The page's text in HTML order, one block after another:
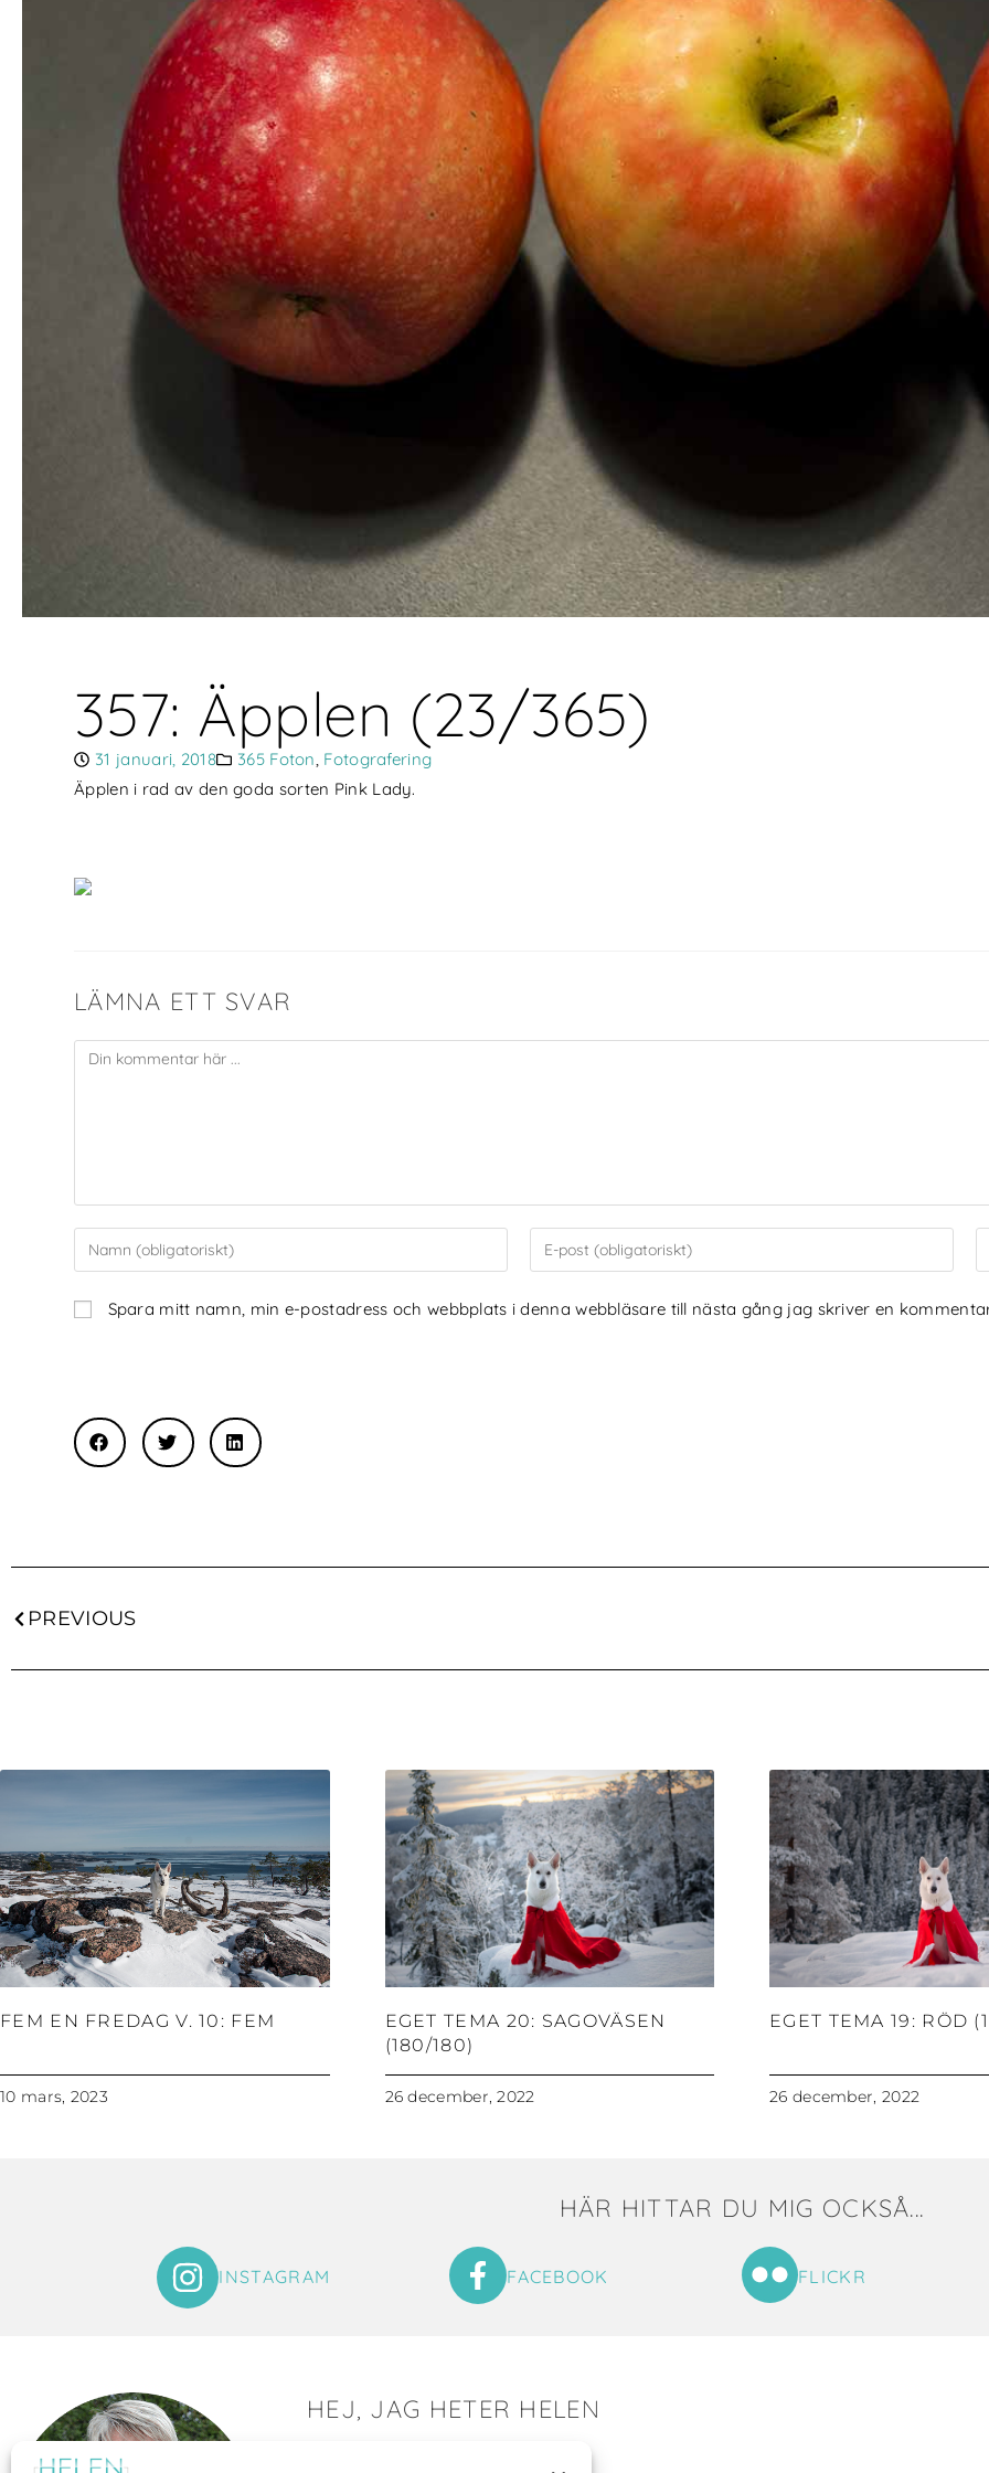
357: Äpplen (23/365)
31 januari, 2018 365 Foton, Fotografering
Äpplen i rad av den goda sorten Pink Lady.
LÄMNA ETT SVAR
Spara mitt namn, min e-postadress och webbplats i denna webbläsare till nästa gång jag skriver en
PREVIOUS
FEM EN FREDAG V. 10: FEM
10 mars, 2023
EGET TEMA 20: SAGOVÄSEN
(180/180)
26 december, 2022
EGET TEMA 19: RÖD
26 december, 2022
HÄR HITTAR DU MIG OCKSÅ...
INSTAGRAM FACEBOOK FLICKR
HEJ, JAG HETER HELEN